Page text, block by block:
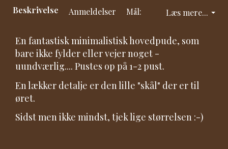
Læs mere...
Beskrivelse Anmeldelser Mål:
En fantastisk minimalistisk hovedpude, som
bare ikke fylder eller vejer noget -
uundværlig.... Pustes op på 1-2 pust.
En lækker detalje er den lille "skål" der er til
øret.
Sidst men ikke mindst, tjek lige størrelsen :-)